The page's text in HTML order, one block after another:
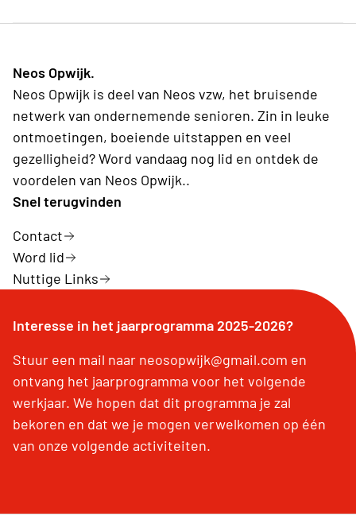
Neos Opwijk.
Neos Opwijk is deel van Neos vzw, het bruisende
netwerk van ondernemende senioren. Zin in leuke
ontmoetingen, boeiende uitstappen en veel
gezelligheid? Word vandaag nog lid en ontdek de
voordelen van Neos Opwijk..
Snel terugvinden
Contact
Word lid
Nuttige Links
Interesse in het jaarprogramma 2025-2026?
Stuur een mail naar neosopwijk@gmail.com en
ontvang het jaarprogramma voor het volgende
werkjaar. We hopen dat dit programma je zal
bekoren en dat we je mogen verwelkomen op één
van onze volgende activiteiten.